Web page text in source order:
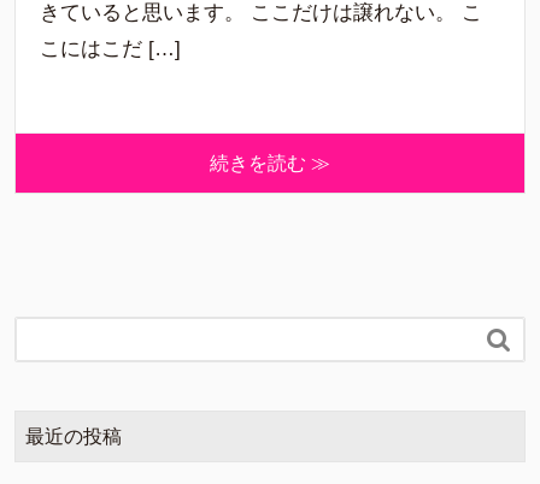
きていると思います。 ここだけは譲れない。 こ
こにはこだ […]
続きを読む ≫

最近の投稿